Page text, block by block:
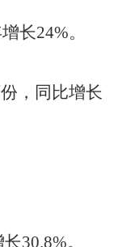
长24%。
，同比增长
30.8%。